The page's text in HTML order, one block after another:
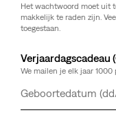
Het wachtwoord moet uit
makkelijk te raden zijn.
toegestaan.
Verjaardagscadeau
We mailen je elk jaar
Dag
Maand
Jaar